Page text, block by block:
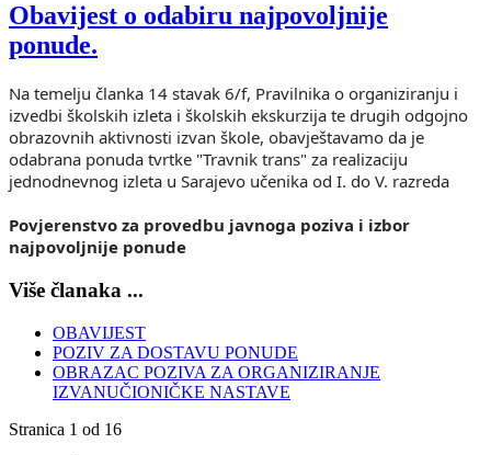
Obavijest o odabiru najpovoljnije
ponude.
Na temelju članka 14 stavak 6/f, Pravilnika o organiziranju i
izvedbi školskih izleta i školskih ekskurzija te drugih odgojno
obrazovnih aktivnosti izvan škole, obavještavamo da je
odabrana ponuda tvrtke "Travnik trans" za realizaciju
jednodnevnog izleta u Sarajevo učenika od I. do V. razreda
Povjerenstvo za provedbu javnoga poziva i izbor
najpovoljnije ponude
Više članaka ...
OBAVIJEST
POZIV ZA DOSTAVU PONUDE
OBRAZAC POZIVA ZA ORGANIZIRANJE
IZVANUČIONIČKE NASTAVE
Stranica 1 od 16